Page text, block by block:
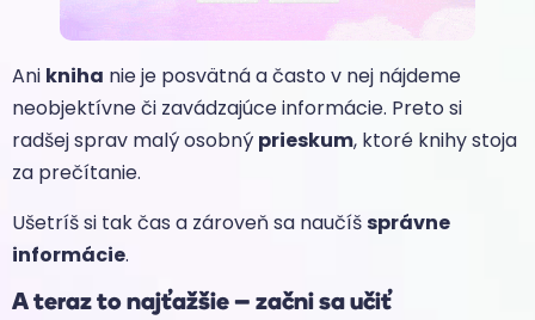
Ani kniha nie je posvätná a často v nej nájdeme
neobjektívne či zavádzajúce informácie. Preto si
radšej sprav malý osobný prieskum, ktoré knihy stoja
za prečítanie.
Ušetríš si tak čas a zároveň sa naučíšsprávne
informácie.
A teraz to najťažšie – začni sa učiť